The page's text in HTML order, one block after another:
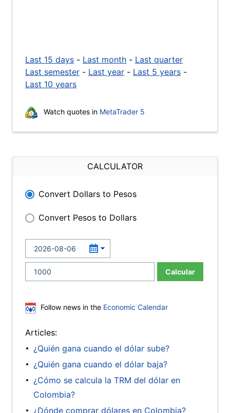
Last 15 days - Last month - Last quarter
Last semester - Last year - Last 5 years -
Last 10 years
Watch quotes in MetaTrader 5
CALCULATOR
Convert Dollars to Pesos
Convert Pesos to Dollars
Calcular
Follow news in the Economic Calendar
Articles:
¿Quién gana cuando el dólar sube?
¿Quién gana cuando el dólar baja?
¿Cómo se calcula la TRM del dólar en
Colombia?
¿Dónde comprar dólares en Colombia?